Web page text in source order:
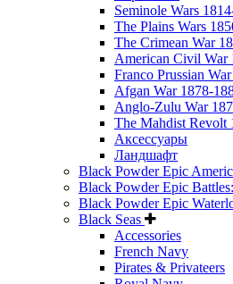
Seminole Wars
The Plains Wars
The Crimean War
American Civil War
Franco Prussian
Afgan War 1878-
Anglo-Zulu War
The Mahdist Revolt
Аксессуары
Ландшафт
Black Powder Epic
Black Powder Epic
Black Powder Epic
Black Seas
Accessories
French Navy
Pirates & Privateers